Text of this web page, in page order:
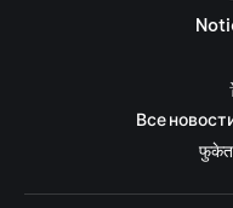
Все
फुकेत